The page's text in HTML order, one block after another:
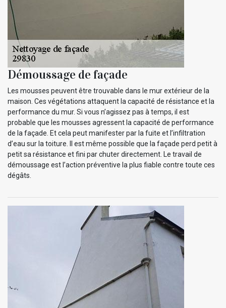
Démoussage de façade
Les mousses peuvent être trouvable dans le mur extérieur de la
maison. Ces végétations attaquent la capacité de résistance et la
performance du mur. Si vous n’agissez pas à temps, il est
probable que les mousses agressent la capacité de performance
de la façade. Et cela peut manifester par la fuite et l’infiltration
d’eau sur la toiture. Il est même possible que la façade perd petit à
petit sa résistance et fini par chuter directement. Le travail de
démoussage est l’action préventive la plus fiable contre toute ces
dégâts.